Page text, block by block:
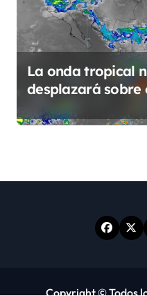
La onda tropical
desplazará sobre
Copyright © Todos